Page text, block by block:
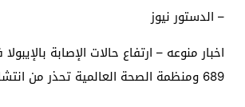
– الدستور نيوز
اخبار منوعه – ارتفاع حالات الإصابة
689 ومنظمة الصحة العالمية تحذر من انتشاره